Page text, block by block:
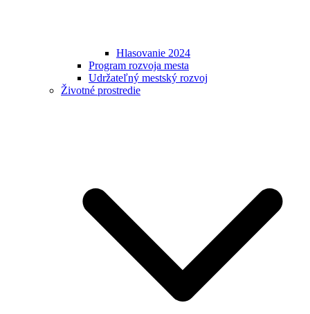
Hlasovanie 2024
Program rozvoja mesta
Udržateľný mestský rozvoj
Životné prostredie